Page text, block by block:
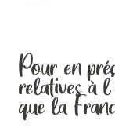
Pour en
relatives à
que la